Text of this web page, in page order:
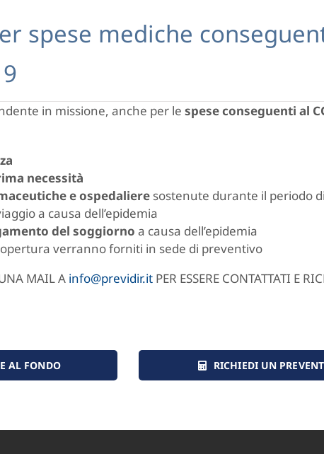
spese mediche
in missione, anche per le spese conseguenti al
necessità
e ospedaliere sostenute durante il periodo di
a causa dell’epidemia
del soggiorno a causa dell’epidemia
verranno forniti in sede di preventivo
MAIL A info@previdir.it PER ESSERE CONTATTATI E
AL FONDO RICHIEDI UN